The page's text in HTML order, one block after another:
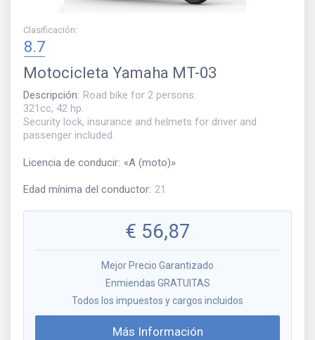
Clasificación:
8.7
Motocicleta Yamaha MT-03
Descripción: Road bike for 2 persons.
321cc, 42 hp.
Security lock, insurance and helmets for driver and
passenger included.
Licencia de conducir: «A (moto)»
Edad mínima del conductor: 21
€ 56,87
Mejor Precio Garantizado
Enmiendas GRATUITAS
Todos los impuestos y cargos incluidos
Más Información